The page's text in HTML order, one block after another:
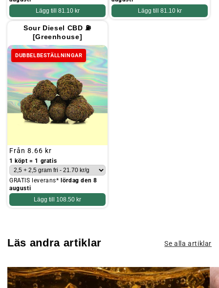
Lägg till 81.10 kr
Lägg till 81.10 kr
Sour Diesel CBD ⛽
[Greenhouse]
DUBBELBESTÄLLNINGAR
Ordinarie
pris
Från 8.66 kr
1 köpt = 1 gratis
GRATIS leverans*lördag den 8
augusti
Lägg till 108.50 kr
Läs andra artiklar Se alla artiklar